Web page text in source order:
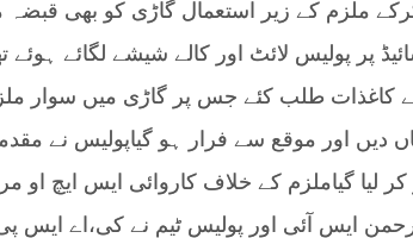
ملزم کے زیر استعمال گاڑی کو بھی قبضہ
پر پولیس لائٹ اور کالے شیشے لگائے
کاغذات طلب کئے جس پر گاڑی میں سوار
دیں اور موقع سے فرار ہو گیاپولیس نے
کر لیا گیاملزم کے خلاف کاروائی ایس ایچ او
ایس آئی اور پولیس ٹیم نے کی،اے